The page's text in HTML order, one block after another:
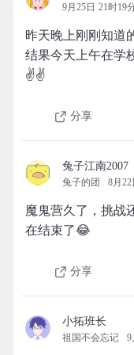
9月25日 21时19
昨天晚上刚刚知道
结果今天上午在学
✌✌
分享
兔子江南2007
兔子的团 8月
魔鬼营久了，挑战
在结束了😂
分享
小拓班长
祖国不会忘记 9